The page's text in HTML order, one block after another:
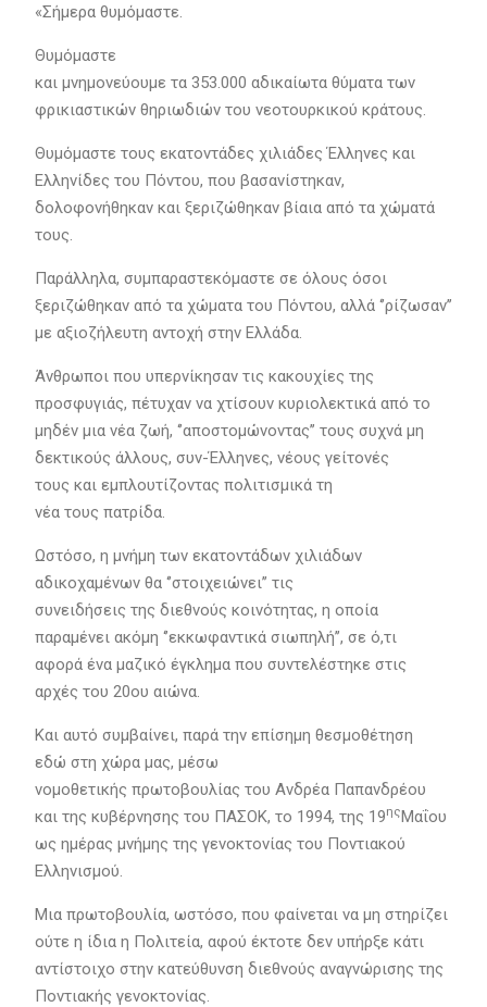
«Σήμερα θυμόμαστε.
Θυμόμαστε
και μνημονεύουμε τα 353.000 αδικαίωτα θύματα των
φρικιαστικών θηριωδιών του νεοτουρκικού κράτους.
Θυμόμαστε τους εκατοντάδες χιλιάδες Έλληνες και
Ελληνίδες του Πόντου, που βασανίστηκαν,
δολοφονήθηκαν και ξεριζώθηκαν βίαια από τα χώματά
τους.
Παράλληλα, συμπαραστεκόμαστε σε όλους όσοι
ξεριζώθηκαν από τα χώματα του Πόντου, αλλά ‘’ρίζωσαν’’
με αξιοζήλευτη αντοχή στην Ελλάδα.
Άνθρωποι που υπερνίκησαν τις κακουχίες της
προσφυγιάς, πέτυχαν να χτίσουν κυριολεκτικά από το
μηδέν μια νέα ζωή, ‘’αποστομώνοντας’’ τους συχνά μη
δεκτικούς άλλους, συν-Έλληνες, νέους γείτονές
τους και εμπλουτίζοντας πολιτισμικά τη
νέα τους πατρίδα.
Ωστόσο, η μνήμη των εκατοντάδων χιλιάδων
αδικοχαμένων θα ‘’στοιχειώνει’’ τις
συνειδήσεις της διεθνούς κοινότητας, η οποία
παραμένει ακόμη ‘’εκκωφαντικά σιωπηλή’’, σε ό,τι
αφορά ένα μαζικό έγκλημα που συντελέστηκε στις
αρχές του 20ου αιώνα.
Και αυτό συμβαίνει, παρά την επίσημη θεσμοθέτηση
εδώ στη χώρα μας, μέσω
νομοθετικής πρωτοβουλίας του Ανδρέα Παπανδρέου
και της κυβέρνησης του ΠΑΣΟΚ, το 1994, της 19ηςΜαΐου
ως ημέρας μνήμης της γενοκτονίας του Ποντιακού
Ελληνισμού.
Μια πρωτοβουλία, ωστόσο, που φαίνεται να μη στηρίζει
ούτε η ίδια η Πολιτεία, αφού έκτοτε δεν υπήρξε κάτι
αντίστοιχο στην κατεύθυνση διεθνούς αναγνώρισης της
Ποντιακής γενοκτονίας.